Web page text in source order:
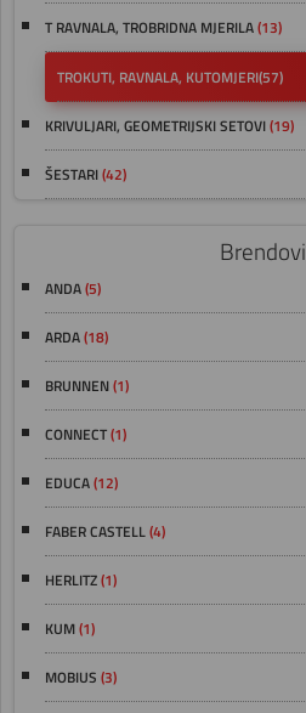
T RAVNALA, TROBRIDNA MJERILA(13)
TROKUTI, RAVNALA, KUTOMJERI(57)
KRIVULJARI, GEOMETRIJSKI SETOVI(19)
ŠESTARI(42)
Brendovi
ANDA(5)
ARDA(18)
BRUNNEN(1)
CONNECT(1)
EDUCA(12)
FABER CASTELL(4)
HERLITZ(1)
KUM(1)
MOBIUS (3)